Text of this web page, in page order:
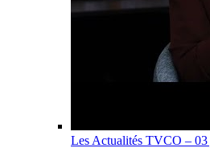
Les Actualités TVCO –